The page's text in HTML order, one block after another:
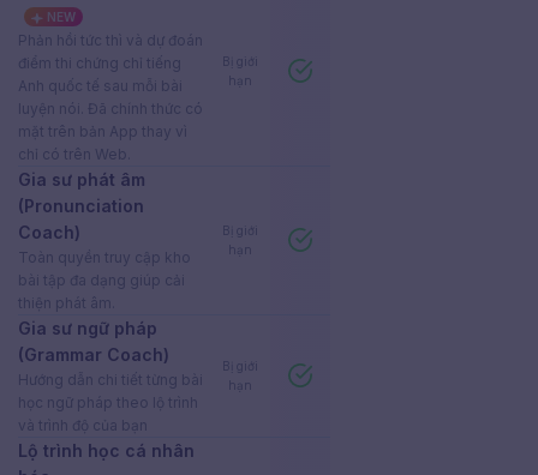
NEW
Phản hồi tức thì và dự đoán
điểm thi chứng chỉ tiếng
Anh quốc tế sau mỗi bài
luyện nói. Đã chính thức có
mặt trên bản App thay vì
chỉ có trên Web.
Bị giới
hạn
Gia sư phát âm
(Pronunciation
Coach)
Toàn quyền truy cập kho
bài tập đa dạng giúp cải
thiện phát âm.
Bị giới
hạn
Gia sư ngữ pháp
(Grammar Coach)
Hướng dẫn chi tiết từng bài
học ngữ pháp theo lộ trình
và trình độ của bạn
Bị giới
hạn
Lộ trình học cá nhân